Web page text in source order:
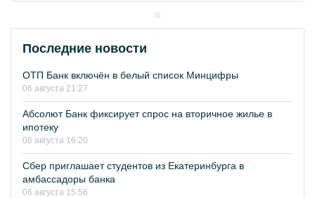
Последние новости
ОТП Банк включён в белый список Минцифры
06 августа 21:27
Абсолют Банк фиксирует спрос на вторичное жилье в
ипотеку
06 августа 16:20
Сбер приглашает студентов из Екатеринбурга в
амбассадоры банка
06 августа 15:56